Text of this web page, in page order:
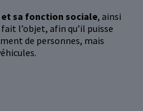
sa fonction sociale, ainsi
l’objet, afin qu’il puisse
de personnes, mais